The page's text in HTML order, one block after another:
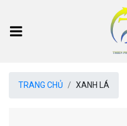
TRANG CHỦ XANH LÁ